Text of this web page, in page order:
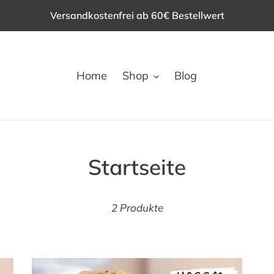
Versandkostenfrei ab 60€ Bestellwert
Home Shop Blog
K
Startseite
2 Produkte
Backbox